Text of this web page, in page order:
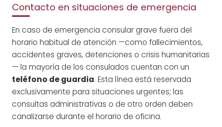
Contacto en situaciones de emergencia
En caso de emergencia consular grave fuera del
horario habitual de atención —como fallecimientos,
accidentes graves, detenciones o crisis humanitarias
— la mayoría de los consulados cuentan con un
teléfono de guardia. Esta línea está reservada
exclusivamente para situaciones urgentes; las
consultas administrativas o de otro orden deben
canalizarse durante el horario de oficina.